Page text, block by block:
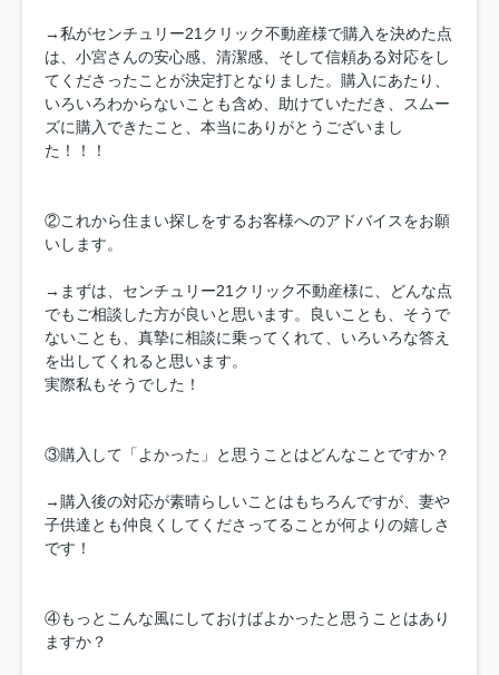
→私がセンチュリー21クリック不動産様で購入を決めた点
は、小宮さんの安心感、清潔感、そして信頼ある対応をし
てくださったことが決定打となりました。購入にあたり、
いろいろわからないことも含め、助けていただき、スムー
ズに購入できたこと、本当にありがとうございまし
た！！！
②これから住まい探しをするお客様へのアドバイスをお願
いします。
→まずは、センチュリー21クリック不動産様に、どんな点
でもご相談した方が良いと思います。良いことも、そうで
ないことも、真摯に相談に乗ってくれて、いろいろな答え
を出してくれると思います。
実際私もそうでした！
③購入して「よかった」と思うことはどんなことですか？
→購入後の対応が素晴らしいことはもちろんですが、妻や
子供達とも仲良くしてくださってることが何よりの嬉しさ
です！
④もっとこんな風にしておけばよかったと思うことはあり
ますか？